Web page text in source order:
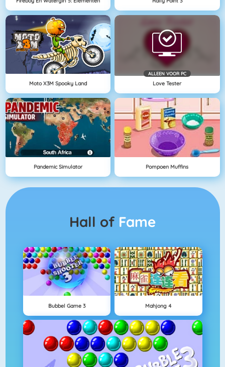
Moto X3M Spooky Land
ALLEEN VOOR PC
Love Tester
Pandemic Simulator Pompoen Muffins
Hall of Fame
Bubbel Game 3 Mahjong 4